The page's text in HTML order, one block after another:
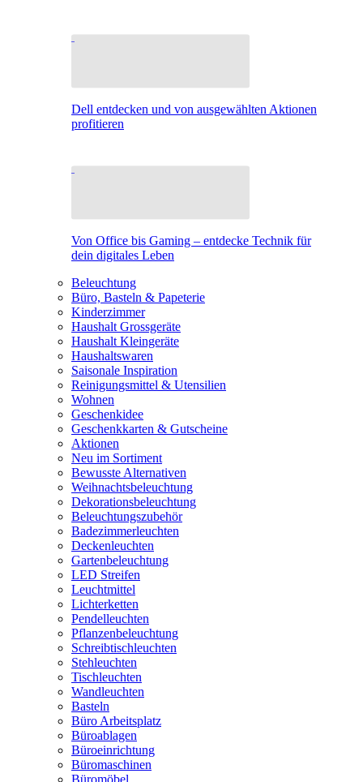
Dell entdecken und von ausgewählten Aktionen
profitieren
Von Office bis Gaming – entdecke Technik für
dein digitales Leben
Beleuchtung
Büro, Basteln & Papeterie
Kinderzimmer
Haushalt Grossgeräte
Haushalt Kleingeräte
Haushaltswaren
Saisonale Inspiration
Reinigungsmittel & Utensilien
Wohnen
Geschenkidee
Geschenkkarten & Gutscheine
Aktionen
Neu im Sortiment
Bewusste Alternativen
Weihnachtsbeleuchtung
Dekorationsbeleuchtung
Beleuchtungszubehör
Badezimmerleuchten
Deckenleuchten
Gartenbeleuchtung
LED Streifen
Leuchtmittel
Lichterketten
Pendelleuchten
Pflanzenbeleuchtung
Schreibtischleuchten
Stehleuchten
Tischleuchten
Wandleuchten
Basteln
Büro Arbeitsplatz
Büroablagen
Büroeinrichtung
Büromaschinen
Büromöbel